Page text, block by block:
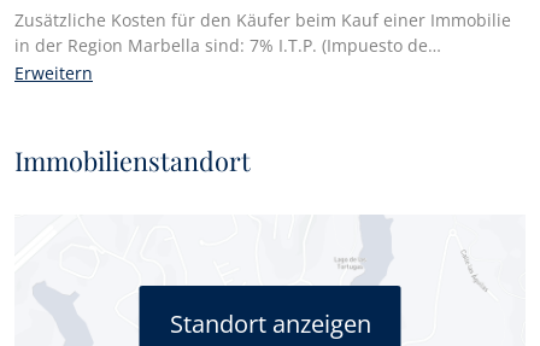
Zusätzliche Kosten für den Käufer beim Kauf einer Immobilie
in der Region Marbella sind: 7% I.T.P. (Impuesto de
Transmisiones Patrimoniales) für alle wiederverkauften
gekauft werden. Darüber hinaus zahlt der Käufer die
Notargebühren und die Kosten für die Eintragung der
Dekret der Junta de Andalucía 218/2005 vom 11. Oktober ist
eine Kopie des Informationsblattes für diese Immobilie in
unserem Hauptbüro im Edif. Centro Expo, Blvd. Alfonso
Hohenlohe s/n, 29602 Marbella (Málaga) erhältlich..
Erweitern
Immobilienstandort
Standort anzeigen